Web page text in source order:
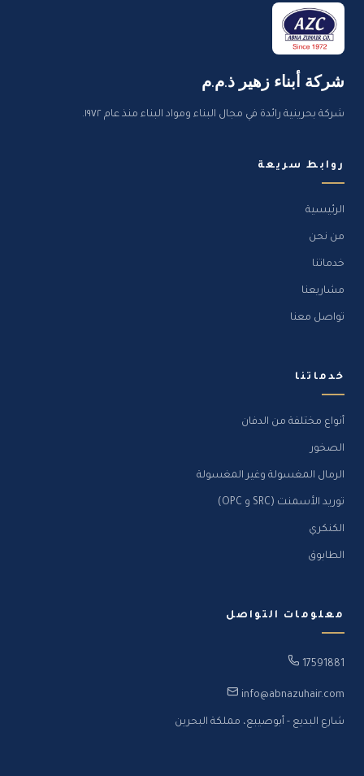
شركة أبناء زهير ذ.م.م
شركة بحرينية رائدة في مجال البناء ومواد البناء منذ عام ١٩٧٢.
روابط سريعة
الرئيسية
من نحن
خدماتنا
مشاريعنا
تواصل معنا
خدماتنا
أنواع مختلفة من الدفان
الصخور
الرمال المغسولة وغير المغسولة
توريد الأسمنت (SRC و OPC)
الكنكري
الطابوق
معلومات التواصل
17591881
info@abnazuhair.com
شارع البديع - أبوصيبع، مملكة البحرين